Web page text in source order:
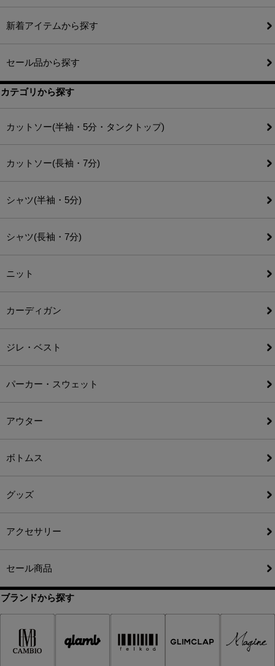
新着アイテムから探す
セール品から探す
カテゴリから探す
カットソー(半袖・5分・タンクトップ)
カットソー(長袖・7分)
シャツ(半袖・5分)
シャツ(長袖・7分)
ニット
カーディガン
ジレ・ベスト
パーカー・スウェット
アウター
ボトムス
グッズ
アクセサリー
セール商品
ブランドから探す